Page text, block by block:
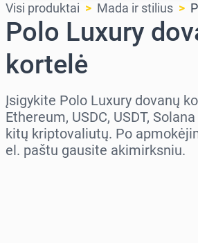
Visi produktai Mada ir stilius
Polo Luxury
kortelė
Įsigykite Polo Luxury dovanų
Ethereum, USDC, USDT,
kitų kriptovaliutų. Po
el. paštu gausite akimirksniu.